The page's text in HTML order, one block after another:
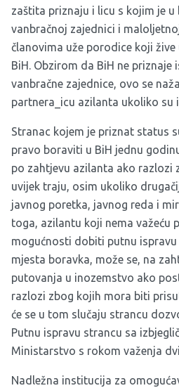
zaštita priznaju i licu s kojim je
vanbračnoj zajednici i
članovima uže porodice koji
BiH. Obzirom da BiH ne priznaje
vanbračne zajednice, ovo se
partnera_icu azilanta ukoliko su
Stranac kojem je priznat status
pravo boraviti u BiH jednu
po zahtjevu azilanta ako razlozi
uvijek traju, osim ukoliko
javnog poretka, javnog reda i
toga, azilantu koji nema važeću
mogućnosti dobiti putnu ispravu
mjesta boravka, može se, na
putovanja u inozemstvo ako
razlozi zbog kojih mora biti
će se u tom slučaju strancu
Putnu ispravu strancu sa
Ministarstvo s rokom važenja
Nadležna institucija za